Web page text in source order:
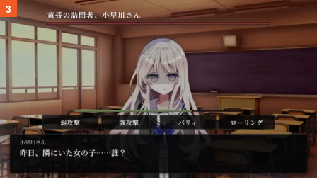
「パリィ」や「ローリング」で女の子と会話するソウルライク恋愛ゲーム
『小早川さんはソウルライク』無料公開。返事に失敗すると「YOU
DIED」